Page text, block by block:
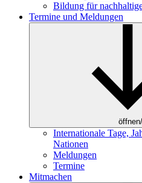
Bildung für
Termine und Meldungen
Internationale Tage,
Nationen
Meldungen
Termine
Mitmachen